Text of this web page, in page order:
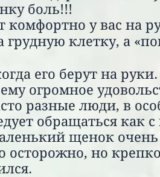
боль!!!
у вас на
клетку, а
его берут на руки.
огромное
разные люди, в
обращаться как
щенок
осторожно, но